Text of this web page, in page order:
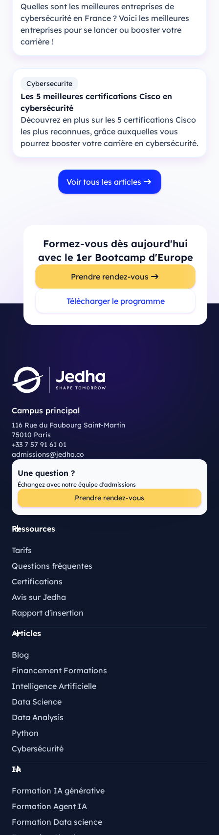
Quelles sont les meilleures entreprises de
cybersécurité en France ? Voici les meilleures
entreprises pour se lancer ou booster votre
carrière !
Cybersecurite
Les 5 meilleures certifications Cisco en
cybersécurité
Découvrez en plus sur les 5 certifications Cisco
les plus reconnues, grâce auxquelles vous
pourrez booster votre carrière en cybersécurité.
Voir tous les articles
Formez-vous dès aujourd'hui
avec le 1er Bootcamp d'Europe
Prendre rendez-vous
Télécharger le programme
Campus principal
116 Rue du Faubourg Saint-Martin
75010 Paris
+33 7 57 91 61 01
admissions@jedha.co
Une question ?
Échangez avec notre équipe d'admissions
Prendre rendez-vous
Ressources
Tarifs
Questions fréquentes
Certifications
Avis sur Jedha
Rapport d'insertion
Articles
Blog
Financement Formations
Intelligence Artificielle
Data Science
Data Analysis
Python
Cybersécurité
IA
Formation IA générative
Formation Agent IA
Formation Data science